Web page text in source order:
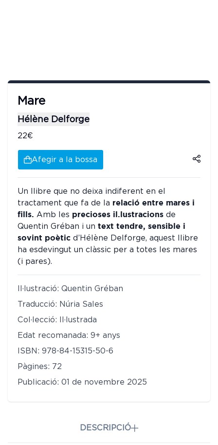
Mare
Hélène Delforge
22€
Afegir a la bossa
Un llibre que no deixa indiferent en el
tractament que fa de la relació entre mares i
fills. Amb les precioses il.lustracions de
Quentin Gréban i un text tendre, sensible i
sovint poètic d’Hélène Delforge, aquest llibre
ha esdevingut un clàssic per a totes les mares
(i pares).
Il·lustració: Quentin Gréban
Traducció: Núria Sales
Col·lecció: Il·lustrada
Edat recomanada: 9+ anys
ISBN: 978-84-15315-50-6
Pàgines: 72
Publicació: 01 de novembre 2025
DESCRIPCIÓ